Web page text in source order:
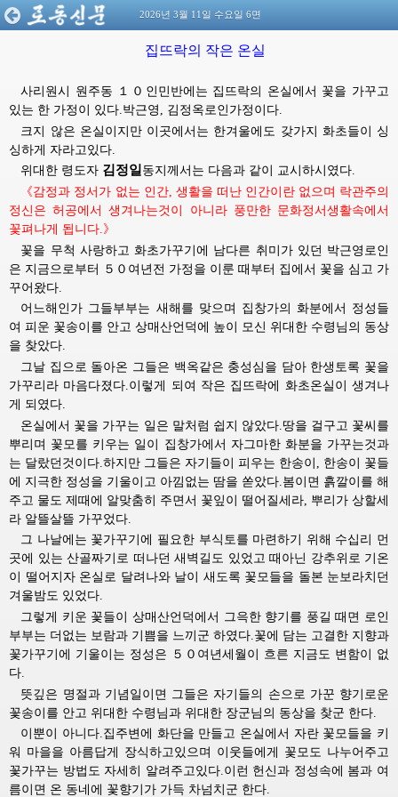
2026년 3월 11일 수요일 6면
집뜨락의 작은 온실
사리원시 원주동 １０인민반에는 집뜨락의 온실에서 꽃을 가꾸고
있는 한 가정이 있다.박근영, 김정옥로인가정이다.
크지 않은 온실이지만 이곳에서는 한겨울에도 갖가지 화초들이 싱
싱하게 자라고있다.
위대한 령도자 김정일 동지께서는 다음과 같이 교시하시였다.
《감정과 정서가 없는 인간, 생활을 떠난 인간이란 없으며 락관주의
정신은 허공에서 생겨나는것이 아니라 풍만한 문화정서생활속에서
꽃펴나게 됩니다.》
꽃을 무척 사랑하고 화초가꾸기에 남다른 취미가 있던 박근영로인
은 지금으로부터 ５０여년전 가정을 이룬 때부터 집에서 꽃을 심고 가
꾸어왔다.
어느해인가 그들부부는 새해를 맞으며 집창가의 화분에서 정성들
여 피운 꽃송이를 안고 상매산언덕에 높이 모신 위대한 수령님의 동상
을 찾았다.
그날 집으로 돌아온 그들은 백옥같은 충성심을 담아 한생토록 꽃을
가꾸리라 마음다졌다.이렇게 되여 작은 집뜨락에 화초온실이 생겨나
게 되였다.
온실에서 꽃을 가꾸는 일은 말처럼 쉽지 않았다.땅을 걸구고 꽃씨를
뿌리며 꽃모를 키우는 일이 집창가에서 자그마한 화분을 가꾸는것과
는 달랐던것이다.하지만 그들은 자기들이 피우는 한송이, 한송이 꽃들
에 지극한 정성을 기울이고 아낌없는 땀을 쏟았다.봄이면 흙깔이를 해
주고 물도 제때에 알맞춤히 주면서 꽃잎이 떨어질세라, 뿌리가 상할세
라 알뜰살뜰 가꾸었다.
그 나날에는 꽃가꾸기에 필요한 부식토를 마련하기 위해 수십리 먼
곳에 있는 산골짜기로 떠나던 새벽길도 있었고 때아닌 강추위로 기온
이 떨어지자 온실로 달려나와 날이 새도록 꽃모들을 돌본 눈보라치던
겨울밤도 있었다.
그렇게 키운 꽃들이 상매산언덕에서 그윽한 향기를 풍길 때면 로인
부부는 더없는 보람과 기쁨을 느끼군 하였다.꽃에 담는 고결한 지향과
꽃가꾸기에 기울이는 정성은 ５０여년세월이 흐른 지금도 변함이 없
다.
뜻깊은 명절과 기념일이면 그들은 자기들의 손으로 가꾼 향기로운
꽃송이를 안고 위대한 수령님과 위대한 장군님의 동상을 찾군 한다.
이뿐이 아니다.집주변에 화단을 만들고 온실에서 자란 꽃모들을 키
워 마을을 아름답게 장식하고있으며 이웃들에게 꽃모도 나누어주고
꽃가꾸는 방법도 자세히 알려주고있다.이런 헌신과 정성속에 봄과 여
름이면 온 동네에 꽃향기가 가득 차넘치군 한다.